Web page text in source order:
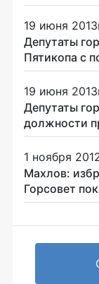
19 июня
Депутаты
Пятикопа с
19 июня
Депутаты
должности
1 ноября
Махлов:
Горсовет